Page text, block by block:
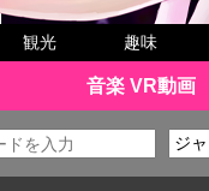
観光 趣味
音楽 VR動画